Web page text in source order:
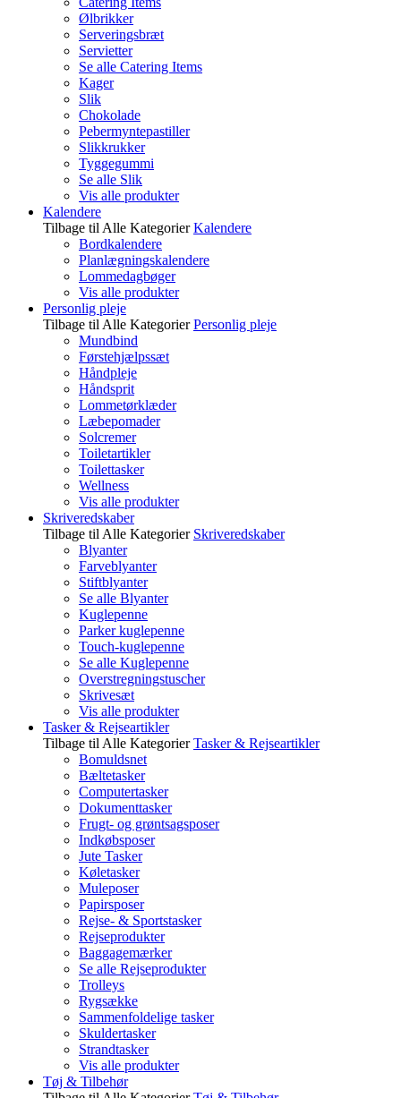
Ølbrikker
Serveringsbræt
Servietter
Se alle Catering Items
Kager
Slik
Chokolade
Pebermyntepastiller
Slikkrukker
Tyggegummi
Se alle Slik
Vis alle produkter
Kalendere
Tilbage til Alle Kategorier Kalendere
Bordkalendere
Planlægningskalendere
Lommedagbøger
Vis alle produkter
Personlig pleje
Tilbage til Alle Kategorier Personlig pleje
Mundbind
Førstehjælpssæt
Håndpleje
Håndsprit
Lommetørklæder
Læbepomader
Solcremer
Toiletartikler
Toilettasker
Wellness
Vis alle produkter
Skriveredskaber
Tilbage til Alle Kategorier Skriveredskaber
Blyanter
Farveblyanter
Stiftblyanter
Se alle Blyanter
Kuglepenne
Parker kuglepenne
Touch-kuglepenne
Se alle Kuglepenne
Overstregningstuscher
Skrivesæt
Vis alle produkter
Tasker & Rejseartikler
Tilbage til Alle Kategorier Tasker & Rejseartikler
Bomuldsnet
Bæltetasker
Computertasker
Dokumenttasker
Frugt- og grøntsagsposer
Indkøbsposer
Jute Tasker
Køletasker
Muleposer
Papirsposer
Rejse- & Sportstasker
Rejseprodukter
Baggagemærker
Se alle Rejseprodukter
Trolleys
Rygsække
Sammenfoldelige tasker
Skuldertasker
Strandtasker
Vis alle produkter
Tøj & Tilbehør